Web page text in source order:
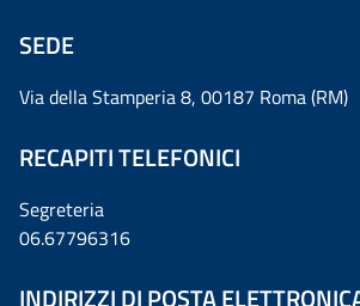
SEDE
Via della Stamperia 8, 00187 Roma (RM)
RECAPITI TELEFONICI
Segreteria
06.67796316
INDIRIZZI DI POSTA